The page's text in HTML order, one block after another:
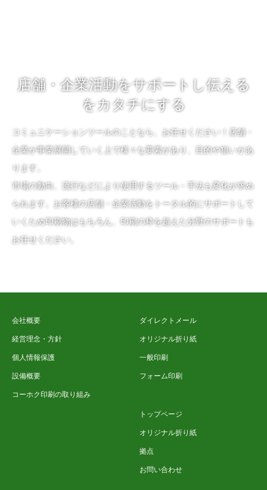
店舗・企業活動をサポートし伝える
をカタチにする
コミュニケーションツールのことなら、お任せください！店舗・
企業が事業展開していく上で様々な要素があり、目的や狙いがあ
ります。
市場の動向、流行などにより使用するツール・手法も変化が求め
られます。お客様の店舗・企業活動をトータル的にサポートして
いくため印刷物はもちろん、印刷の枠を超えた分野のサポートも
お任せください。
会社概要
経営理念・方針
個人情報保護
設備概要
コーホク印刷の取り組み
ダイレクトメール
オリジナル折り紙
一般印刷
フォーム印刷
トップページ
オリジナル折り紙
拠点
お問い合わせ